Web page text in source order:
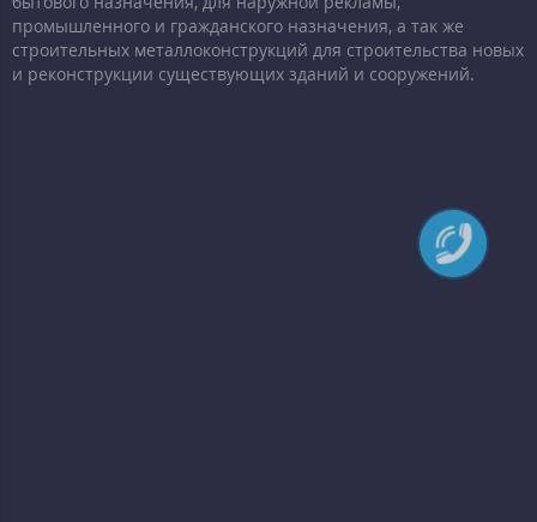
промышленного и гражданского назначения, а так же
строительных металлоконструкций для строительства новых
и реконструкции существующих зданий и сооружений.